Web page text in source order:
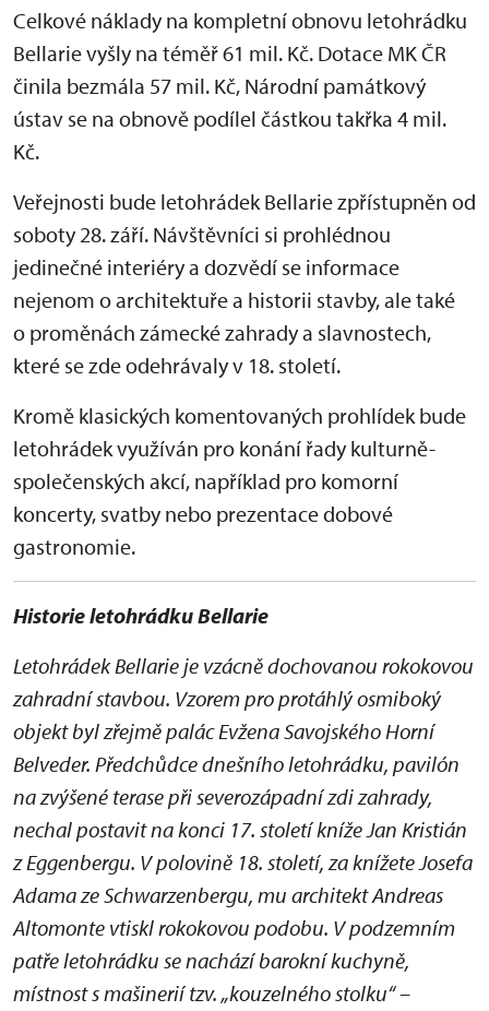
Celkové náklady na kompletní obnovu letohrádku
Bellarie vyšly na téměř 61 mil. Kč. Dotace MK ČR
činila bezmála 57 mil. Kč, Národní památkový
ústav se na obnově podílel částkou takřka 4 mil.
Kč.
Veřejnosti bude letohrádek Bellarie zpřístupněn od
soboty 28. září. Návštěvníci si prohlédnou
jedinečné interiéry a dozvědí se informace
nejenom o architektuře a historii stavby, ale také
o proměnách zámecké zahrady a slavnostech,
které se zde odehrávaly v 18. století.
Kromě klasických komentovaných prohlídek bude
letohrádek využíván pro konání řady kulturně-
společenských akcí, například pro komorní
koncerty, svatby nebo prezentace dobové
gastronomie.
Historie letohrádku Bellarie
Letohrádek Bellarie je vzácně dochovanou rokokovou
zahradní stavbou. Vzorem pro protáhlý osmiboký
objekt byl zřejmě palác Evžena Savojského Horní
Belveder. Předchůdce dnešního letohrádku, pavilón
na zvýšené terase při severozápadní zdi zahrady,
nechal postavit na konci 17. století kníže Jan Kristián
z Eggenbergu. V polovině 18. století, za knížete Josefa
Adama ze Schwarzenbergu, mu architekt Andreas
Altomonte vtiskl rokokovou podobu. V podzemním
patře letohrádku se nachází barokní kuchyně,
místnost s mašinerií tzv. „kouzelného stolku“ –